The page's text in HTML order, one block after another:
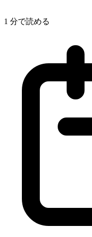
1 分で読める